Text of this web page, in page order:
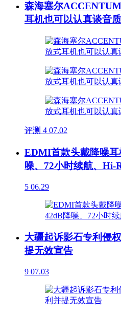
森海塞尔
耳机也可以认真谈音质
评测 4 07.02
EDMI首款头戴降噪
噪、72小时续航、Hi-
5 06.29
大疆起诉影石专利侵
提无效宣告
9 07.03